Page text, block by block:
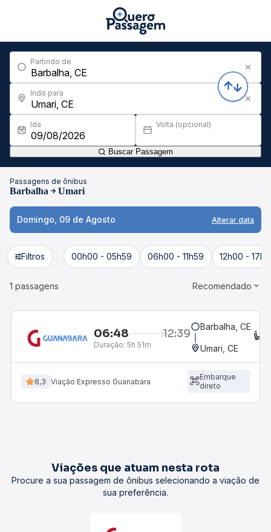
Partindo de
Indo para
Ida Volta (opcional)
Buscar Passagem
Passagens de ônibus
Barbalha Umari
Domingo, 09 de Agosto Alterar data
Filtros 00h00 - 05h59 06h00 - 11h59 12h00 -
1 passagens Recomendado
06:48 12:39
Duração: 5h 51m
Barbalha, CE
Umari, CE
8,3 Viação Expresso Guanabara
Embarque
direto
Viações que atuam nesta rota
Procure a sua passagem de ônibus selecionando a viação de
sua preferência.